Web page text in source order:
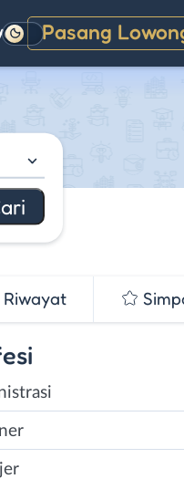
Pasang
Gelap
Riwayat